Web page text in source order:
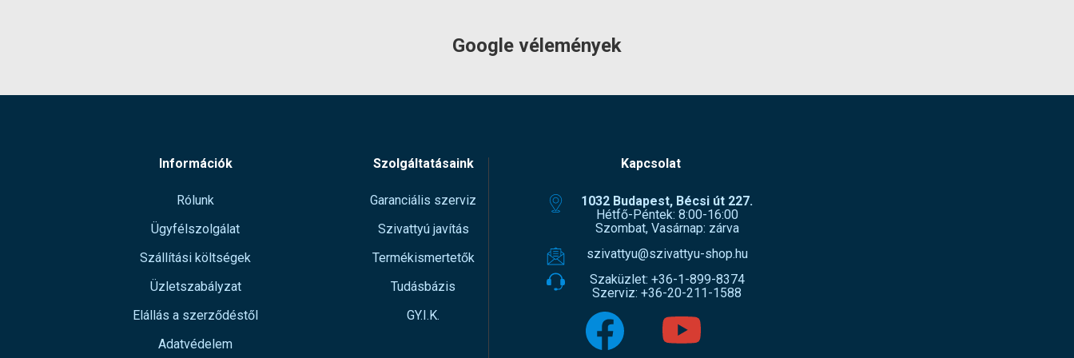
Google vélemények
Információk
Rólunk
Ügyfélszolgálat
Szállítási költségek
Üzletszabályzat
Elállás a szerződéstől
Adatvédelem
Szolgáltatásaink
Garanciális szerviz
Szivattyú javítás
Termékismertetők
Tudásbázis
GY.I.K.
Kapcsolat
1032 Budapest, Bécsi út 227.
Hétfő-Péntek: 8:00-16:00
Szombat, Vasárnap: zárva
szivattyu@szivattyu-shop.hu
Szaküzlet: +36-1-899-8374
Szerviz: +36-20-211-1588